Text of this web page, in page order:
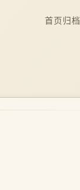
首页 归档